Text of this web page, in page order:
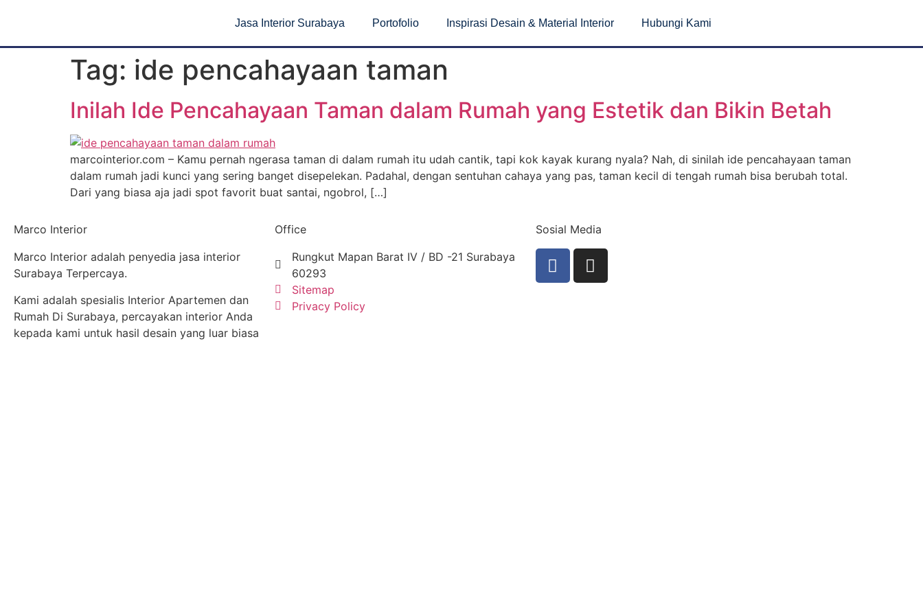
Jasa Interior Surabaya Portofolio Inspirasi Desain & Material Interior Hubungi Kami
Tag: ide pencahayaan taman
Inilah Ide Pencahayaan Taman dalam Rumah yang Estetik dan Bikin Betah
marcointerior.com – Kamu pernah ngerasa taman di dalam rumah itu udah cantik, tapi kok kayak kurang nyala? Nah, di sinilah ide pencahayaan taman
dalam rumah jadi kunci yang sering banget disepelekan. Padahal, dengan sentuhan cahaya yang pas, taman kecil di tengah rumah bisa berubah total.
Dari yang biasa aja jadi spot favorit buat santai, ngobrol, […]
Marco Interior
Marco Interior adalah penyedia jasa interior
Surabaya Terpercaya.
Kami adalah spesialis Interior Apartemen dan
Rumah Di Surabaya, percayakan interior Anda
kepada kami untuk hasil desain yang luar biasa
Office
Rungkut Mapan Barat IV / BD -21 Surabaya
60293
Sitemap
Privacy Policy
Sosial Media